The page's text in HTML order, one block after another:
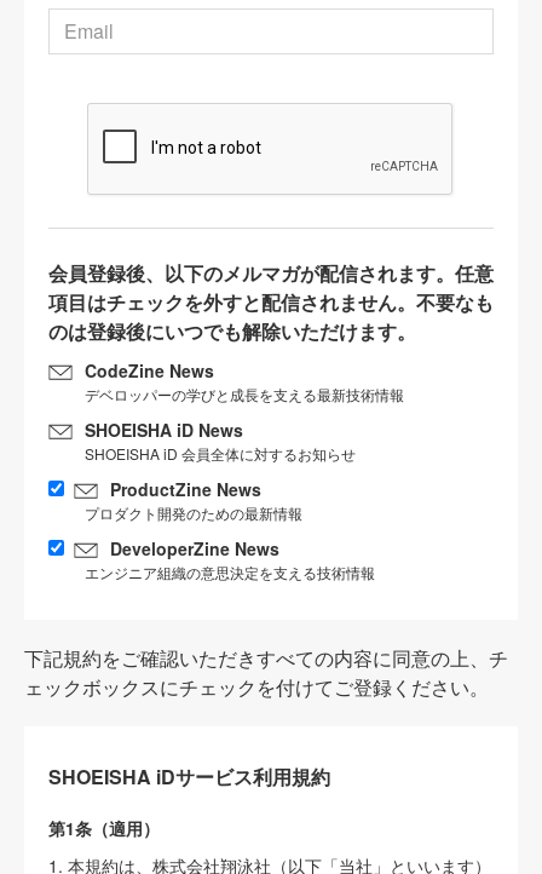
会員登録後、以下のメルマガが配信されます。任意
項目はチェックを外すと配信されません。不要なも
のは登録後にいつでも解除いただけます。
CodeZine News
デベロッパーの学びと成長を支える最新技術情報
SHOEISHA iD News
SHOEISHA iD 会員全体に対するお知らせ
ProductZine News
プロダクト開発のための最新情報
DeveloperZine News
エンジニア組織の意思決定を支える技術情報
下記規約をご確認いただきすべての内容に同意の上、チ
ェックボックスにチェックを付けてご登録ください。
SHOEISHA iDサービス利用規約
第1条（適用）
1. 本規約は、株式会社翔泳社（以下「当社」といいます）